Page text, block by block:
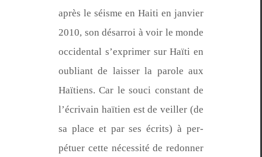
après le séisme en Haiti en jan­vi­er
2010, son désar­roi à voir le monde
occi­den­tal s’ex­primer sur Haïti en
oubliant de laiss­er la parole aux
Haï­tiens. Car le souci con­stant de
l’écrivain haï­tien est de veiller (de
sa place et par ses écrits) à per­
pétuer cette néces­sité de redonner